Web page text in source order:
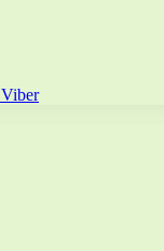
Viber